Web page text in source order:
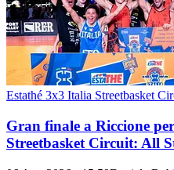
Estathé 3x3 Italia Streetbasket
Gran finale a Riccione
Streetbasket Circuit: All